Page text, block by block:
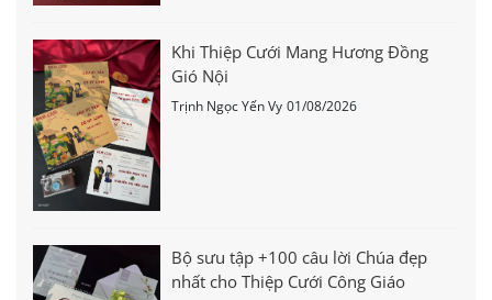
Khi Thiệp Cưới Mang Hương Đồng
Gió Nội
Trịnh Ngọc Yến Vy 01/08/2026
Bộ sưu tập +100 câu lời Chúa đẹp
nhất cho Thiệp Cưới Công Giáo